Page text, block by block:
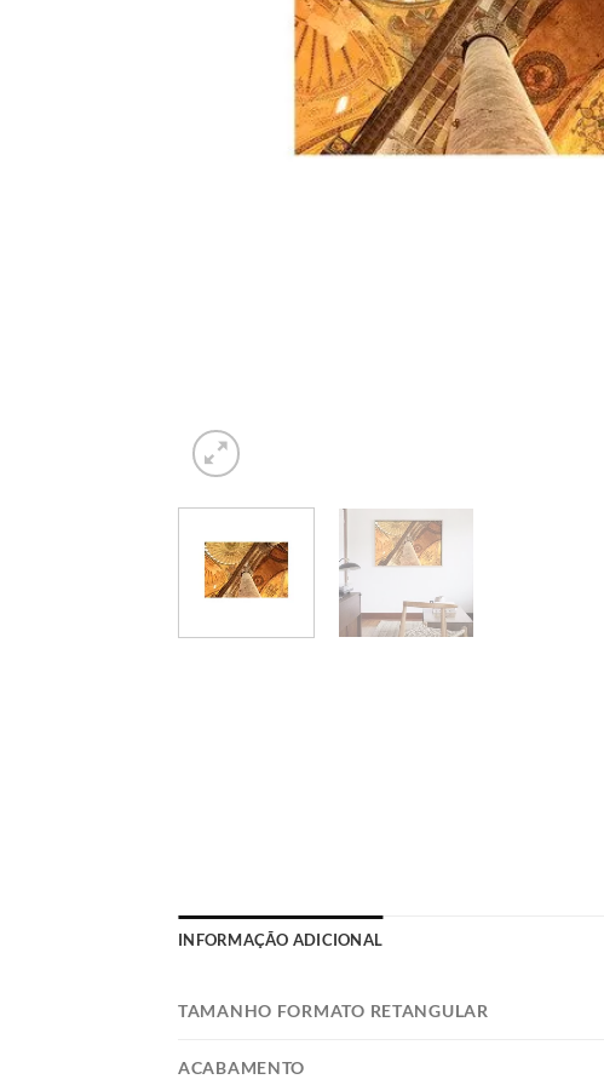
INFORMAÇÃO ADICIONAL
TAMANHO FORMATO RETANGULAR
ACABAMENTO